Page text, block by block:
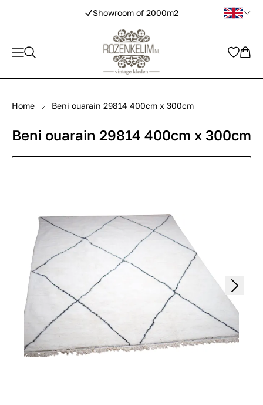
Showroom of 2000m2
Home Beni ouarain 29814 400cm x 300cm
Beni ouarain 29814 400cm x 300cm